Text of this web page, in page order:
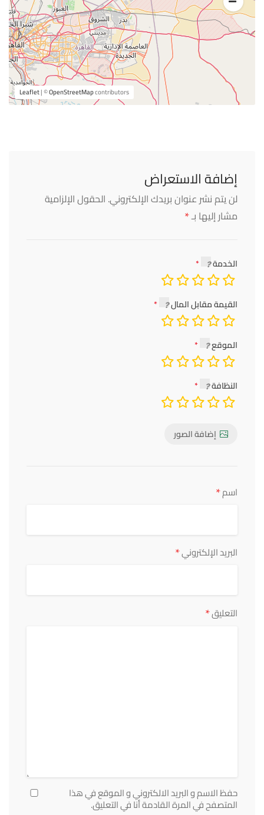
Leaflet| ©OpenStreetMapcontributors
إضافة الاستعراض
لن يتم نشر عنوان بريدك الإلكتروني. الحقول الإلزامية
مشار إليها بـ*
الخدمة
القيمة مقابل المال
الموقع
النظافة
إضافة الصور
اسم*
البريد الإلكتروني*
التعليق*
حفظ الاسم و البريد الالكتروني و الموقع في هذا
المتصفح في المرة القادمة أنا في التعليق.